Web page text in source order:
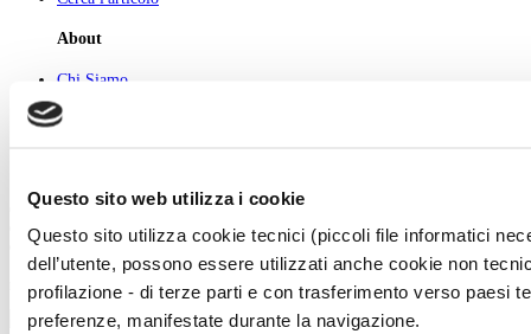
Questo sito web utilizza i cookie
Questo sito utilizza cookie tecnici (piccoli file informatici
dell’utente, possono essere utilizzati anche cookie non
profilazione - di terze parti e con trasferimento verso paesi
preferenze, manifestate durante la navigazione.
About
Chi Siamo
Newsletter
© 2026 GIUNTI EDITORE s.p.a., piazza Virgilio 4 - 20123 Milano
Codice fiscale e numero d'iscrizione al Registro Imprese di Milano - 80009810484
Capitale sociale € 8.000.000,00 i.v.
powered by ZUMEDIA